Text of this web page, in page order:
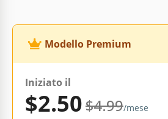
Modello Premium
Iniziato il
$2.50$4.99/mese